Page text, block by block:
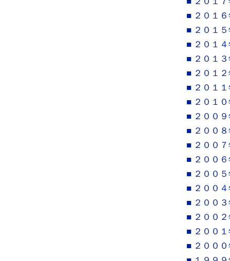
■ ２０１
■ ２０１
■ ２０１
■ ２０１
■ ２０１
■ ２０１
■ ２０１
■ ２００
■ ２００
■ ２００
■ ２００
■ ２００
■ ２００
■ ２００
■ ２００
■ ２００
■ ２００